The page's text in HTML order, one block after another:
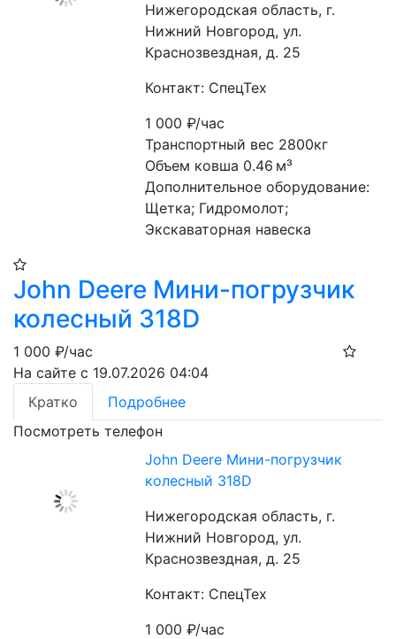
Нижегородская область, г.
Нижний Новгород, ул.
Краснозвездная, д. 25
Контакт: СпецТех
1 000₽/час
Транспортный вес 2800кг
Объем ковша 0.46 м³
Дополнительное оборудование:
Щетка; Гидромолот;
Экскаваторная навеска
John Deere Мини-погрузчик
колесный 318D
1 000 ₽/час
На сайте с 19.07.2026 04:04
Кратко
Подробнее
Посмотреть телефон
John Deere Мини-погрузчик
колесный 318D
Нижегородская область, г.
Нижний Новгород, ул.
Краснозвездная, д. 25
Контакт: СпецТех
1 000₽/час